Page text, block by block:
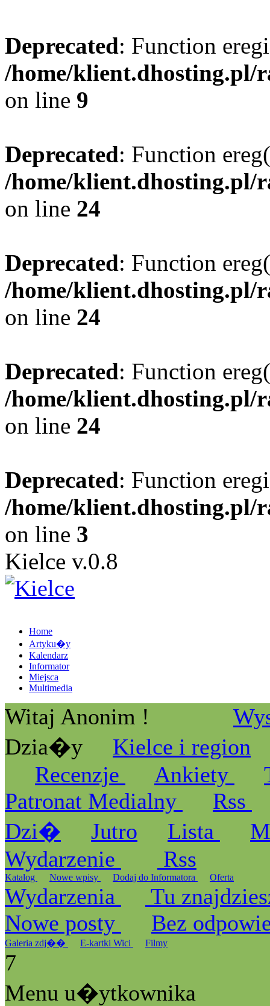
Deprecated: Function
/home/klient.dhosting.pl/
on line 9
Deprecated: Function
/home/klient.dhosting.pl/
on line 24
Deprecated: Function
/home/klient.dhosting.pl/
on line 24
Deprecated: Function
/home/klient.dhosting.pl/
on line 24
Deprecated: Function
/home/
on line 3
Kielce v.0.8
Home
Artyku�y
Kalendarz
Informator
Miejsca
Multimedia
Witaj Anonim !
Dzia�y
Kielce i region
Recenzje
Ankiety
Patronat Medialny
Rss
Dzi�
Jutro Lista
Wydarzenie
Rss
Katalog Nowe wpisy Dodaj do Informatora Oferta
Wydarzenia
Tu
Nowe posty
Bez
Galeria zdj�� E-kartki Wici Filmy
7
Menu u�ytkownika